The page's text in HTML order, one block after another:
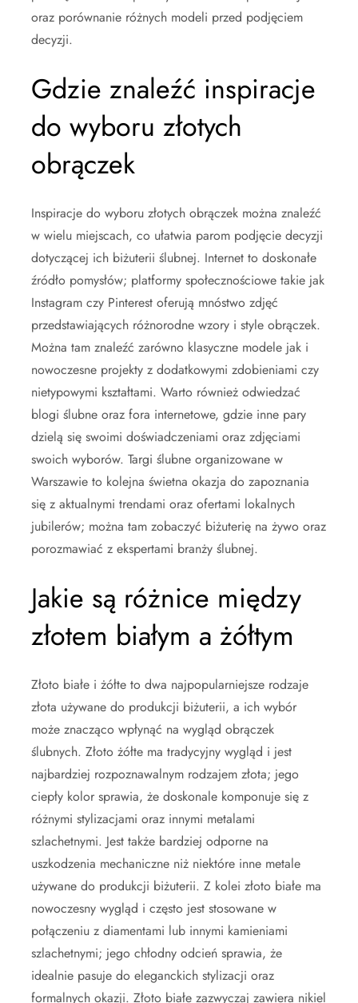
oraz porównanie różnych modeli przed podjęciem
decyzji.
Gdzie znaleźć inspiracje
do wyboru złotych
obrączek
Inspiracje do wyboru złotych obrączek można znaleźć
w wielu miejscach, co ułatwia parom podjęcie decyzji
dotyczącej ich biżuterii ślubnej. Internet to doskonałe
źródło pomysłów; platformy społecznościowe takie jak
Instagram czy Pinterest oferują mnóstwo zdjęć
przedstawiających różnorodne wzory i style obrączek.
Można tam znaleźć zarówno klasyczne modele jak i
nowoczesne projekty z dodatkowymi zdobieniami czy
nietypowymi kształtami. Warto również odwiedzać
blogi ślubne oraz fora internetowe, gdzie inne pary
dzielą się swoimi doświadczeniami oraz zdjęciami
swoich wyborów. Targi ślubne organizowane w
Warszawie to kolejna świetna okazja do zapoznania
się z aktualnymi trendami oraz ofertami lokalnych
jubilerów; można tam zobaczyć biżuterię na żywo oraz
porozmawiać z ekspertami branży ślubnej.
Jakie są różnice między
złotem białym a żółtym
Złoto białe i żółte to dwa najpopularniejsze rodzaje
złota używane do produkcji biżuterii, a ich wybór
może znacząco wpłynąć na wygląd obrączek
ślubnych. Złoto żółte ma tradycyjny wygląd i jest
najbardziej rozpoznawalnym rodzajem złota; jego
ciepły kolor sprawia, że doskonale komponuje się z
różnymi stylizacjami oraz innymi metalami
szlachetnymi. Jest także bardziej odporne na
uszkodzenia mechaniczne niż niektóre inne metale
używane do produkcji biżuterii. Z kolei złoto białe ma
nowoczesny wygląd i często jest stosowane w
połączeniu z diamentami lub innymi kamieniami
szlachetnymi; jego chłodny odcień sprawia, że
idealnie pasuje do eleganckich stylizacji oraz
formalnych okazji. Złoto białe zazwyczaj zawiera nikiel